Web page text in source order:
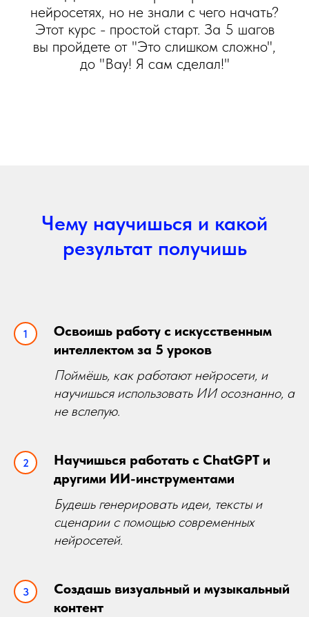
нейросетях, но не знали с чего начать?
Этот курс - простой старт. За 5 шагов
вы пройдете от "Это слишком сложно",
до "Вау! Я сам сделал!"
Чему научишься и какой
результат получишь
Освоишь работу с искусственным
интеллектом за 5 уроков
Поймёшь, как работают нейросети, и
научишься использовать ИИ осознанно, а
не вслепую.
Научишься работать с ChatGPT и
другими ИИ-инструментами
Будешь генерировать идеи, тексты и
сценарии с помощью современных
нейросетей.
Создашь визуальный и музыкальный
контент